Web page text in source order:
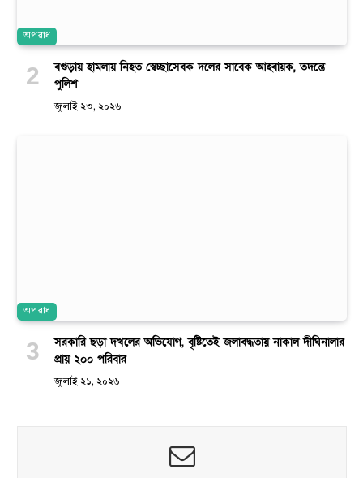
অপরাধ
বগুড়ায় হামলায় নিহত স্বেচ্ছাসেবক দলের সাবেক আহ্বায়ক, তদন্তে
পুলিশ
জুলাই ২৩, ২০২৬
অপরাধ
সরকারি ছড়া দখলের অভিযোগ, বৃষ্টিতেই জলাবদ্ধতায় নাকাল দীঘিনালার
প্রায় ২০০ পরিবার
জুলাই ২১, ২০২৬